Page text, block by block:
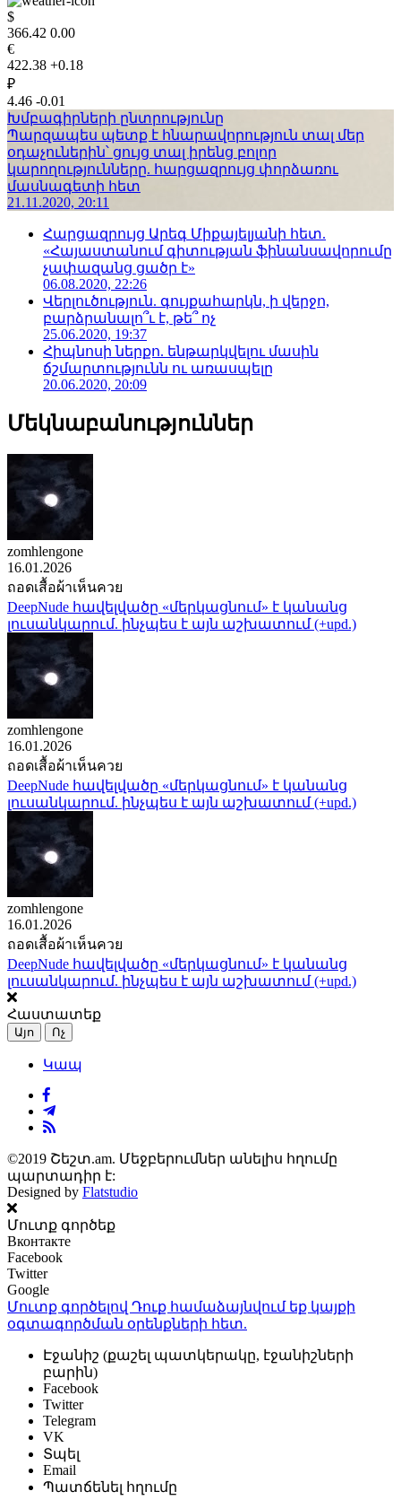
$
366.42 0.00
€
422.38 +0.18
₽
4.46 -0.01
Խմբագիրների ընտրությունը
Պարզապես պետք է հնարավորություն տալ մեր
օդաչուներին՝ ցույց տալ իրենց բոլոր
կարողությունները. հարցազրույց փորձառու
մասնագետի հետ
21.11.2020, 20:11
Հարցազրույց Արեգ Միքայելյանի հետ.
«Հայաստանում գիտության ֆինանսավորումը
չափազանց ցածր է»
06.08.2020, 22:26
Վերլուծություն. գույքահարկն, ի վերջո,
բարձրանալո՞ւ է, թե՞ ոչ
25.06.2020, 19:37
Հիպնոսի ներքո. ենթարկվելու մասին
ճշմարտությունն ու առասպելը
20.06.2020, 20:09
Մեկնաբանություններ
zomhlengone
16.01.2026
ถอดเสื้อผ้าเห็นควย
DeepNude հավելվածը «մերկացնում» է կանանց
լուսանկարում. ինչպես է այն աշխատում (+upd.)
zomhlengone
16.01.2026
ถอดเสื้อผ้าเห็นควย
DeepNude հավելվածը «մերկացնում» է կանանց
լուսանկարում. ինչպես է այն աշխատում (+upd.)
zomhlengone
16.01.2026
ถอดเสื้อผ้าเห็นควย
DeepNude հավելվածը «մերկացնում» է կանանց
լուսանկարում. ինչպես է այն աշխատում (+upd.)
Հաստատեք
Այո Ոչ
Կապ
©2019 Շեշտ.am. Մեջբերումներ անելիս հղումը
պարտադիր է:
Designed by Flatstudio
Մուտք գործեք
Вконтакте
Facebook
Twitter
Google
Մուտք գործելով Դուք համաձայնվում եք կայքի
օգտագործման օրենքների հետ.
Էջանիշ (քաշել պատկերակը, էջանիշների
բարին)
Facebook
Twitter
Telegram
VK
Տպել
Email
Պատճենել հղումը